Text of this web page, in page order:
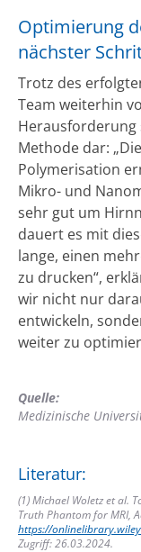
Optimierung
nächster
Trotz des
Team weiterhin
Herausforderung
Methode dar:
Polymerisation
Mikro- und
sehr gut um
dauert es mit
lange, einen
zu drucken“,
wir nicht nur
entwickeln,
weiter zu
Quelle:
Medizinische
Literatur:
(1) Michael Woletz et al.
Truth Phantom for MRI,
https://
Zugriff: 26.03.2024.